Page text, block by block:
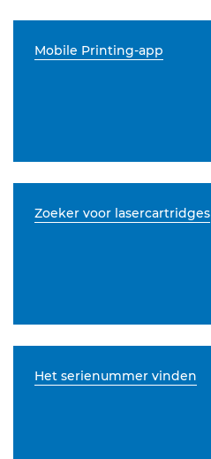
Mobile Printing-app
Zoeker voor lasercartridges
Het serienummer vinden